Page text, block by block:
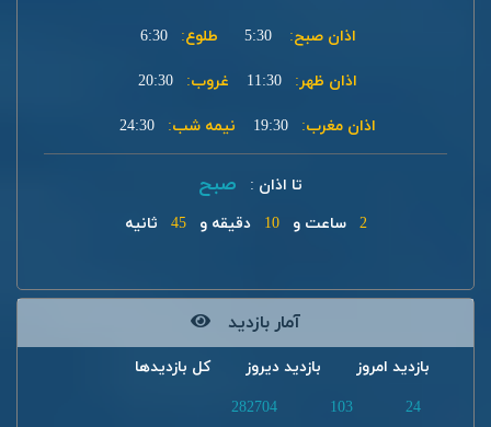
اذان صبح: 5:30 طلوع: 6:30
اذان ظهر: 11:30 غروب: 20:30
اذان مغرب: 19:30 نیمه شب: 24:30
تا اذان : صبح
2 ساعت و 10 دقیقه و 45 ثانیه
آمار بازدید
بازدید امروز بازدید دیروز
کل بازدیدها
24
103
282704